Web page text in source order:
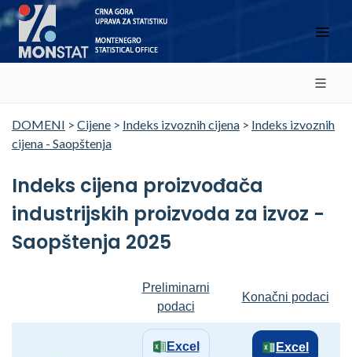
DOMENI > Cijene > Indeks izvoznih cijena > Indeks izvoznih
cijena - Saopštenja
Indeks cijena proizvođača
industrijskih proizvoda za izvoz -
Saopštenja 2025
Preliminarni
podaci
Konačni podaci
Excel Excel